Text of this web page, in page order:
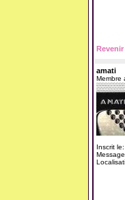
amati
Membre
Inscrit